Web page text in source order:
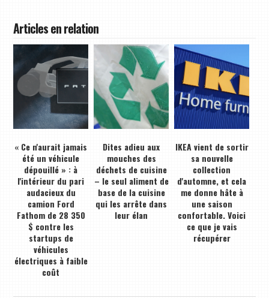
Articles en relation
« Ce n'aurait jamais
été un véhicule
dépouillé » : à
l'intérieur du pari
audacieux du
camion Ford
Fathom de 28 350
$ contre les
startups de
véhicules
électriques à faible
coût
Dites adieu aux
mouches des
déchets de cuisine
– le seul aliment de
base de la cuisine
qui les arrête dans
leur élan
IKEA vient de sortir
sa nouvelle
collection
d'automne, et cela
me donne hâte à
une saison
confortable. Voici
ce que je vais
récupérer